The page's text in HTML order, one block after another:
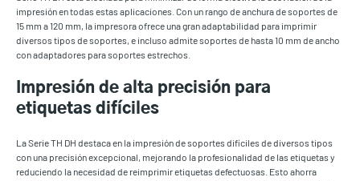
impresión en todas estas aplicaciones. Con un rango de anchura de soportes de
15 mm a 120 mm, la impresora ofrece una gran adaptabilidad para imprimir
diversos tipos de soportes, e incluso admite soportes de hasta 10 mm de ancho
con adaptadores para soportes estrechos.
Impresión de alta precisión para
etiquetas difíciles
La Serie TH DH destaca en la impresión de soportes difíciles de diversos tipos
con una precisión excepcional, mejorando la profesionalidad de las etiquetas y
reduciendo la necesidad de reimprimir etiquetas defectuosas. Esto ahorra